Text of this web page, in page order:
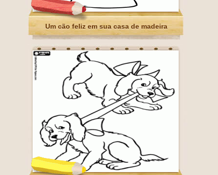
Um cão feliz em sua casa de madeira